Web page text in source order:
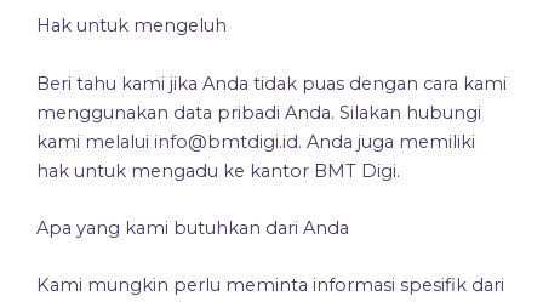
Hak untuk mengeluh
Beri tahu kami jika Anda tidak puas dengan cara kami
menggunakan data pribadi Anda. Silakan hubungi
kami melalui info@bmtdigi.id. Anda juga memiliki
hak untuk mengadu ke kantor BMT Digi.
Apa yang kami butuhkan dari Anda
Kami mungkin perlu meminta informasi spesifik dari